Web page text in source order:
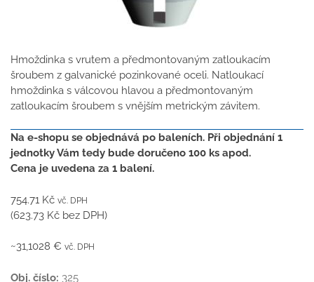
Hmoždinka s vrutem a předmontovaným zatloukacím
šroubem z galvanické pozinkované oceli. Natloukací
hmoždinka s válcovou hlavou a předmontovaným
zatloukacím šroubem s vnějším metrickým závitem.
Na e-shopu se objednává po baleních. Při objednání 1
jednotky Vám tedy bude doručeno 100 ks apod.
Cena je uvedena za 1 balení.
754.71 Kč vč. DPH
(623.73 Kč bez DPH)
~31,1028 € vč. DPH
Obj. číslo: 325